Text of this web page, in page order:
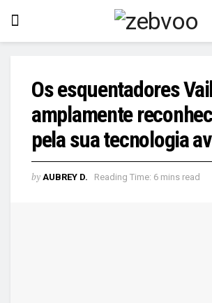
Os esquentadores
amplamente
pela sua tecnologia
by AUBREY D. Reading Time: 6 mins read